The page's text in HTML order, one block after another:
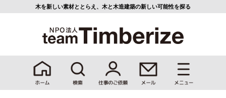
木を新しい素材ととらえ、 木と木造建築の新しい可能性を探る